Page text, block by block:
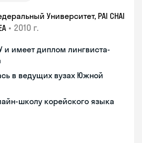
Университет, PAI CHAI
• 2010 г.
и имеет диплом лингвиста-
в ведущих вузах Южной
школу корейского языка